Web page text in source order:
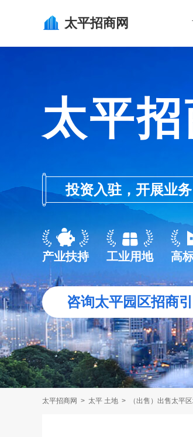
太平招商网
太平
投资入驻，开展业
产业扶持 工业用地 高
咨询太平园区招商
太平招商网 > 太平 土地 > （出售）出售太平